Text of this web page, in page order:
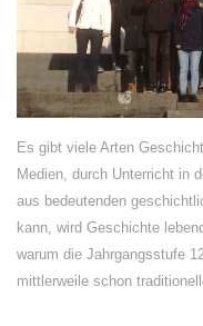
Es gibt viele Arten
Medien, durch Unterricht in
aus bedeutenden
kann, wird Geschichte
warum die Jahrgangsstufe
mittlerweile schon